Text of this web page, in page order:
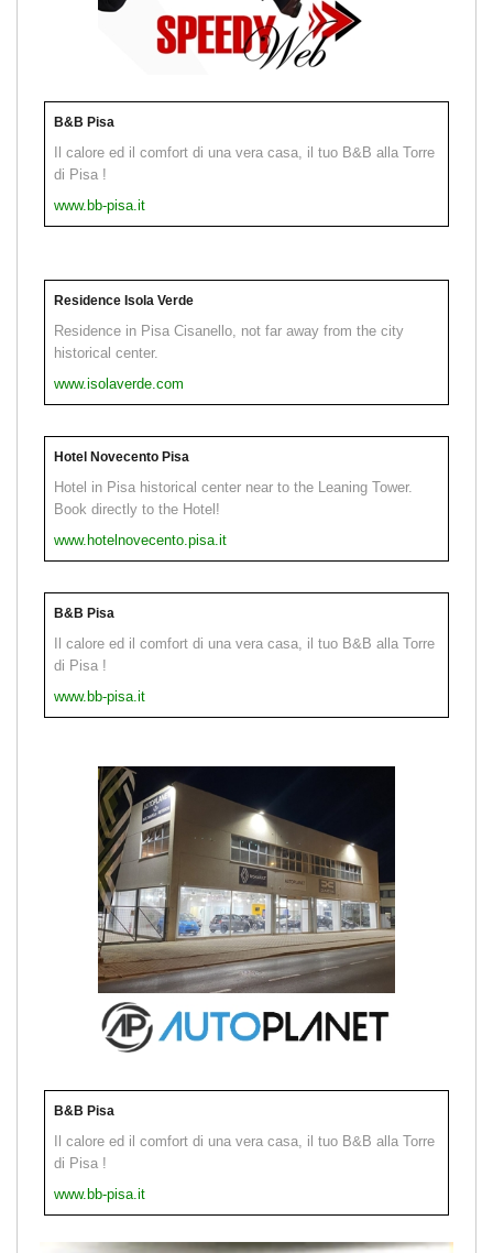
B&B Pisa
Il calore ed il comfort di una vera casa, il tuo B&B alla Torre
di Pisa !
www.bb-pisa.it
Residence Isola Verde
Residence in Pisa Cisanello, not far away from the city
historical center.
www.isolaverde.com
Hotel Novecento Pisa
Hotel in Pisa historical center near to the Leaning Tower.
Book directly to the Hotel!
www.hotelnovecento.pisa.it
B&B Pisa
Il calore ed il comfort di una vera casa, il tuo B&B alla Torre
di Pisa !
www.bb-pisa.it
B&B Pisa
Il calore ed il comfort di una vera casa, il tuo B&B alla Torre
di Pisa !
www.bb-pisa.it